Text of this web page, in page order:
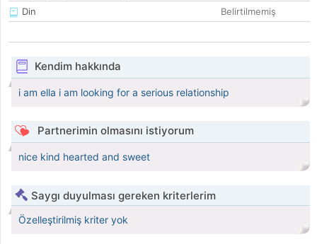
Din
Belirtilmemiş
Kendim hakkında
i am ella i am looking for a serious relationship
Partnerimin olmasını istiyorum
nice kind hearted and sweet
Saygı duyulması gereken kriterlerim
Özelleştirilmiş kriter yok